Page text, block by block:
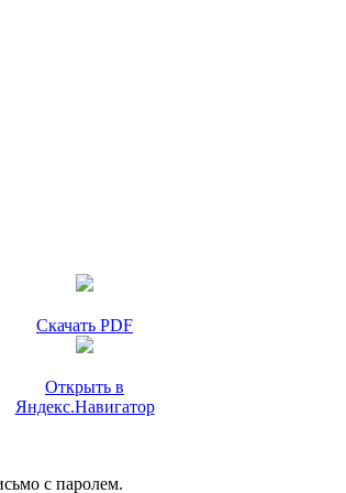
Скачать PDF
Открыть в
Яндекс.Навигатор
с паролем.